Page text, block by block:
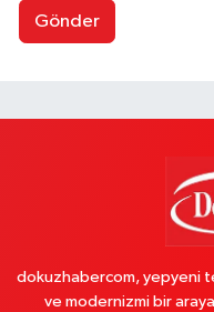
Gönder
dokuzhabercom, yepyeni
ve modernizmi bir